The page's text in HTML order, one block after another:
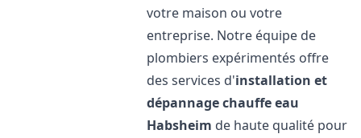
votre maison ou votre
entreprise. Notre équipe de
plombiers expérimentés offre
des services d'installation et
dépannage chauffe eau
Habsheim de haute qualité pour